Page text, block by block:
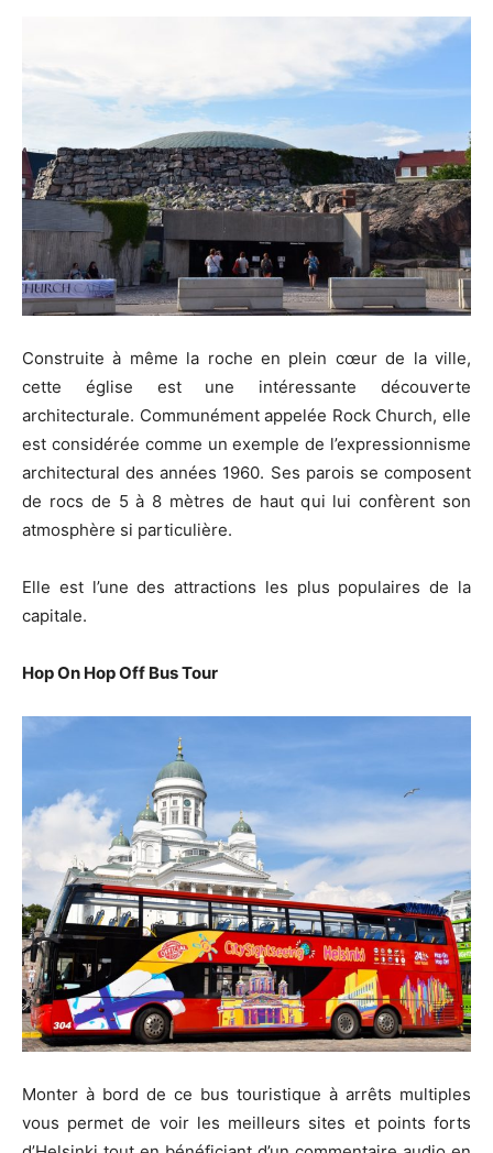
Construite à même la roche en plein cœur de la ville,
cette église est une intéressante découverte
architecturale. Communément appelée Rock Church, elle
est considérée comme un exemple de l’expressionnisme
architectural des années 1960. Ses parois se composent
de rocs de 5 à 8 mètres de haut qui lui confèrent son
atmosphère si particulière.
Elle est l’une des attractions les plus populaires de la
capitale.
Hop On Hop Off Bus Tour
Monter à bord de ce bus touristique à arrêts multiples
vous permet de voir les meilleurs sites et points forts